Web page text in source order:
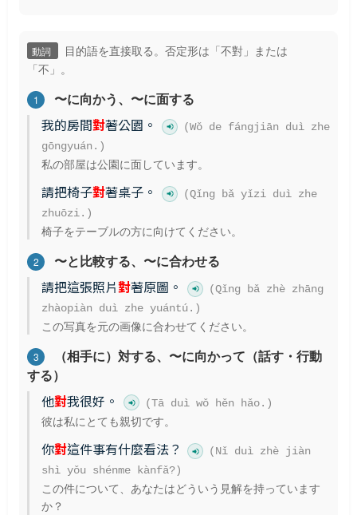
動詞
目的語を直接取る。否定形は「不對」または
「不」。
1 〜に向かう、〜に面する
我的房間對著公園。
(Wǒ de fángjiān duì zhe
gōngyuán.)
私の部屋は公園に面しています。
請把椅子對著桌子。
(Qǐng bǎ yǐzi duì zhe
zhuōzi.)
椅子をテーブルの方に向けてください。
2 〜と比較する、〜に合わせる
請把這張照片對著原圖。
(Qǐng bǎ zhè zhāng
zhàopiàn duì zhe yuántú.)
この写真を元の画像に合わせてください。
3
（相手に）対する、〜に向かって（話す・行動
する）
他對我很好。 (Tā duì wǒ hěn hǎo.)
彼は私にとても親切です。
你對這件事有什麼看法？
(Nǐ duì zhè jiàn
shì yǒu shénme kànfǎ?)
この件について、あなたはどういう見解を持っています
か？